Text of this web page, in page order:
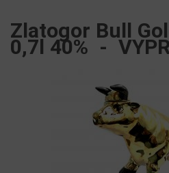
Zlatogor Bull
0,7l 40% -